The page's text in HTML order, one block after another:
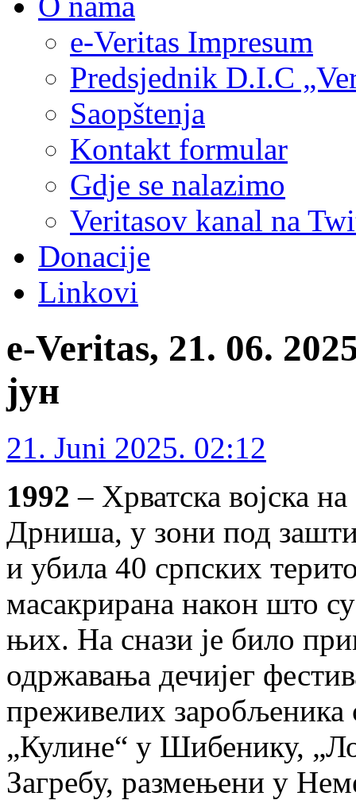
e-Veritas Impresum
Predsjednik D.I.C
Saopštenja
Kontakt formular
Gdje se nalazimo
Veritasov kanal na
Donacije
Linkovi
e-Veritas, 21. 06.
јун
21. Juni 2025. 02:12
1992 – Хрватска војска
Дрниша, у зони под
и убила 40 српских
масакрирана након што
њих. На снази је било
одржавања дечијег
преживелих
„Кулине“ у Шибенику,
Загребу, размењени у